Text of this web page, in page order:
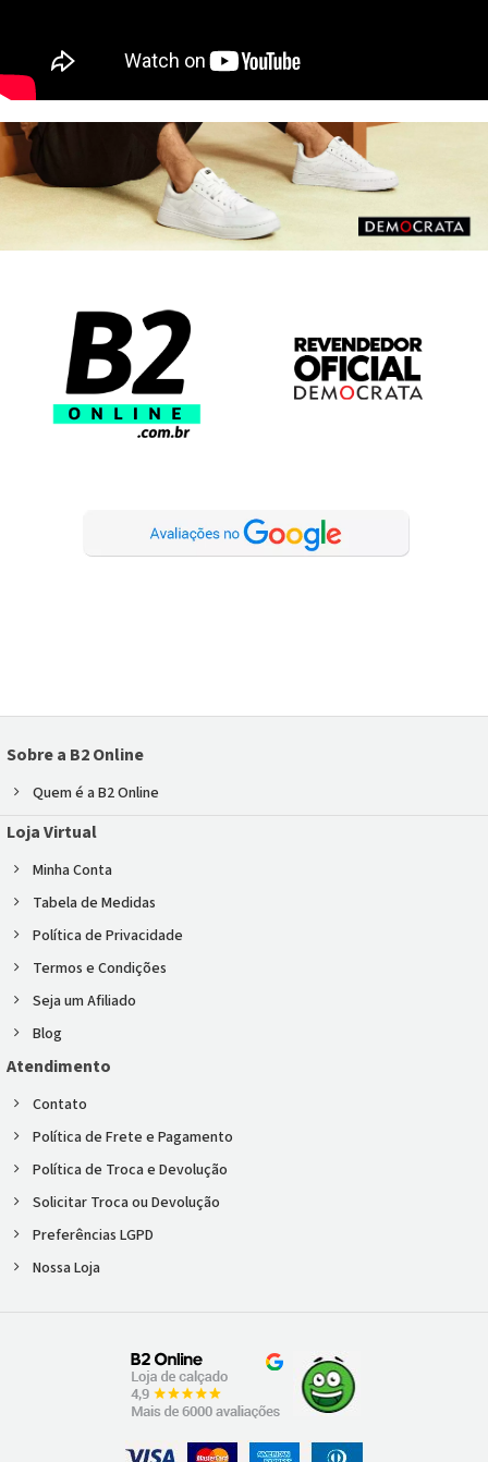
Sobre a B2 Online
Quem é a B2 Online
Loja Virtual
Minha Conta
Tabela de Medidas
Política de Privacidade
Termos e Condições
Seja um Afiliado
Blog
Atendimento
Contato
Política de Frete e Pagamento
Política de Troca e Devolução
Solicitar Troca ou Devolução
Preferências LGPD
Nossa Loja